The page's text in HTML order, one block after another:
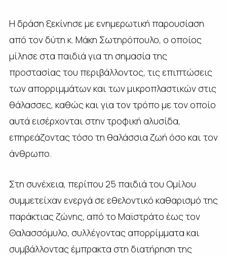
Η δράση ξεκίνησε με ενημερωτική παρουσίαση
από τον δύτη κ. Μάκη Σωτηρόπουλο, ο οποίος
μίλησε στα παιδιά για τη σημασία της
προστασίας του περιβάλλοντος, τις επιπτώσεις
των απορριμμάτων και των μικροπλαστικών στις
θάλασσες, καθώς και για τον τρόπο με τον οποίο
αυτά εισέρχονται στην τροφική αλυσίδα,
επηρεάζοντας τόσο τη θαλάσσια ζωή όσο και τον
άνθρωπο.
Στη συνέχεια, περίπου 25 παιδιά του Ομίλου
συμμετείχαν ενεργά σε εθελοντικό καθαρισμό της
παράκτιας ζώνης, από το Μαϊστράτο έως τον
Θαλασσόμυλο, συλλέγοντας απορρίμματα και
συμβάλλοντας έμπρακτα στη διατήρηση της